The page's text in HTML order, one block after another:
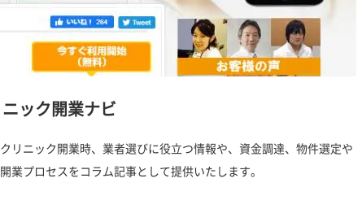
ック開業ナビ
リニック開業時、業者選びに役立つ情報や、資金調達、物件選定や
業プロセスをコラム記事として提供いたします。